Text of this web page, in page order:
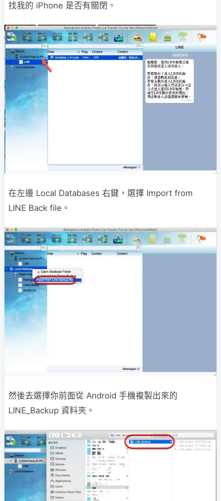
找我的 iPhone 是否有關閉。
在左邊 Local Databases 右鍵，選擇 Import from
LINE Back file。
然後去選擇你前面從 Android 手機複製出來的
LINE_Backup 資料夾。